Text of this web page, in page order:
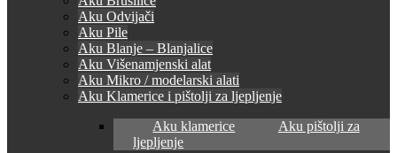
Aku Odvijači
Aku Pile
Aku Blanje – Blanjalice
Aku Višenamjenski alat
Aku Mikro / modelarski alati
Aku Klamerice i pištolji za ljepljenje
Aku klamerice
Aku pištolji za
ljepljenje